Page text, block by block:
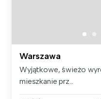
Warszawa
Wyjątkowe, świeżo
mieszkanie prz...